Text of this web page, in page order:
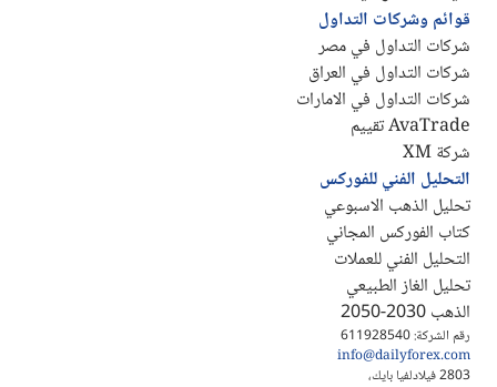
رقم الشركة: 611928540
info@dailyforex.com
2803 فيلادلفيا بايك،
قوائم وشركات التداول
شركات التداول في مصر
شركات التداول في العراق
شركات التداول في الامارات
AvaTrade تقييم
شركة XM
التحليل الفني للفوركس
تحليل الذهب الاسبوعي
كتاب الفوركس المجاني
التحليل الفني للعملات
تحليل الغاز الطبيعي
الذهب 2030-2050